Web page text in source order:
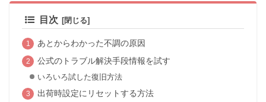
目次
あとからわかった不調の原因
公式のトラブル解決手段情報を試す
いろいろ試した復旧方法
出荷時設定にリセットする方法